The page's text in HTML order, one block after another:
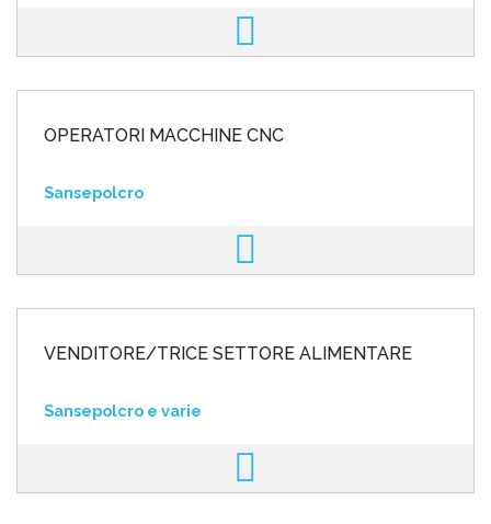
OPERATORI MACCHINE CNC
Sansepolcro
VENDITORE/TRICE SETTORE ALIMENTARE
Sansepolcro e varie